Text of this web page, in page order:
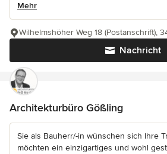
Mehr
Nachricht
Wilhelmshöher Weg 18 (Postanschrift),
Architekturbüro Gößling
Sie als Bauherr/-in wünschen sich Ihre
möchten ein einzigartiges und wohl